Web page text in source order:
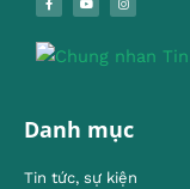
Danh mục
Tin tức, sự kiện